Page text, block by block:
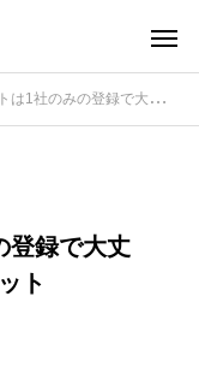
録で大丈夫？複数利用と比較したメリット
登録で大丈
ト